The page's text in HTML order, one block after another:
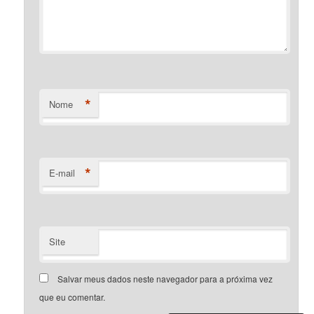
Nome *
E-mail *
Site
Salvar meus dados neste navegador para a próxima vez
que eu comentar.